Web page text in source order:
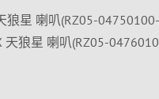
狼星 喇叭(RZ05-
天狼星 喇叭(RZ05-